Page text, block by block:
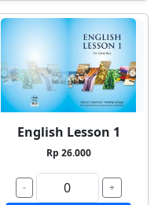
English Lesson 1
Rp 26.000
-
+